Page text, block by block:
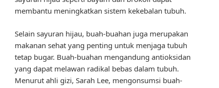
membantu meningkatkan sistem kekebalan tubuh.
Selain sayuran hijau, buah-buahan juga merupakan
makanan sehat yang penting untuk menjaga tubuh
tetap bugar. Buah-buahan mengandung antioksidan
yang dapat melawan radikal bebas dalam tubuh.
Menurut ahli gizi, Sarah Lee, mengonsumsi buah-